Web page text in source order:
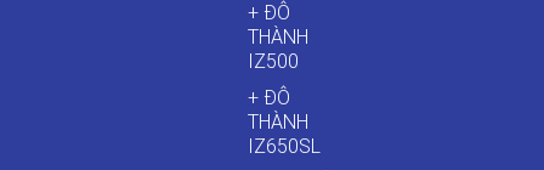
+ ĐÔ
THÀNH
IZ500
+ ĐÔ
THÀNH
IZ650SL